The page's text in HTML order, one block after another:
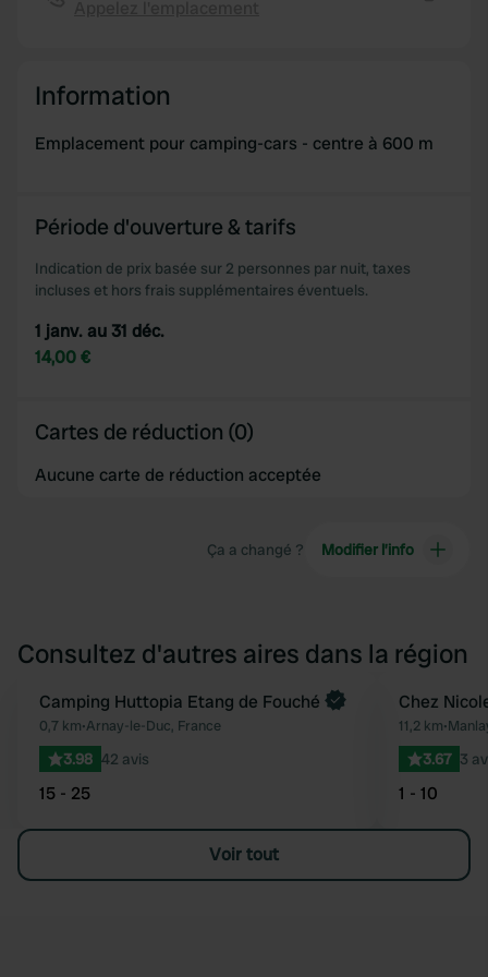
of their services.
Information
Emplacement pour camping-cars - centre à 600 m
Période d'ouverture & tarifs
Indication de prix basée sur 2 personnes par nuit, taxes
incluses et hors frais supplémentaires éventuels.
1 janv. au 31 déc.
14,00 €
Cartes de réduction (0)
Aucune carte de réduction acceptée
Ça a changé ? Modifier l’info
Consultez d'autres aires dans la région
Préféré
Reserve maintenant
Camping Huttopia Etang de Fouché
0,7 km•Arnay-le-Duc, France
3.98 42 avis
15 - 25
Chez
11,2 km•
3.67 3
1 - 10
Voir tout